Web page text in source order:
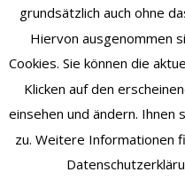
grundsätzlich auch ohne
Hiervon ausgenommen
Cookies. Sie können die
Klicken auf den
einsehen und ändern.
zu. Weitere Informationen